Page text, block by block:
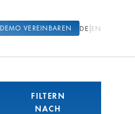
DEMO VEREINBAREN DE |EN
FILTERN
NACH